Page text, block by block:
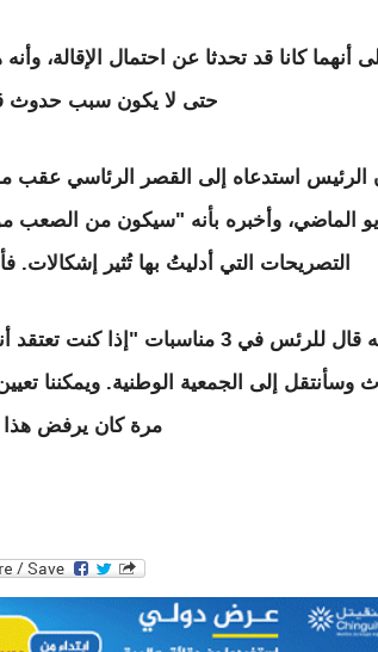
أنهما كانا قد تحدثا عن احتمال الإقالة،
حتى لا يكون سبب حدوث
الماضي، وأخبره بأنه "سيكون من الصعب
التصريحات التي أدليتُ بها تُثير إشكالات.
وأبرز أنه قال للرئس في 3
وسأنتقل إلى الجمعية الوطنية. ويمكننا
مرة كان يرفض